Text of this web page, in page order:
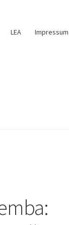
LEA Impressum